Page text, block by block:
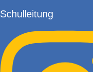
Schulleitung